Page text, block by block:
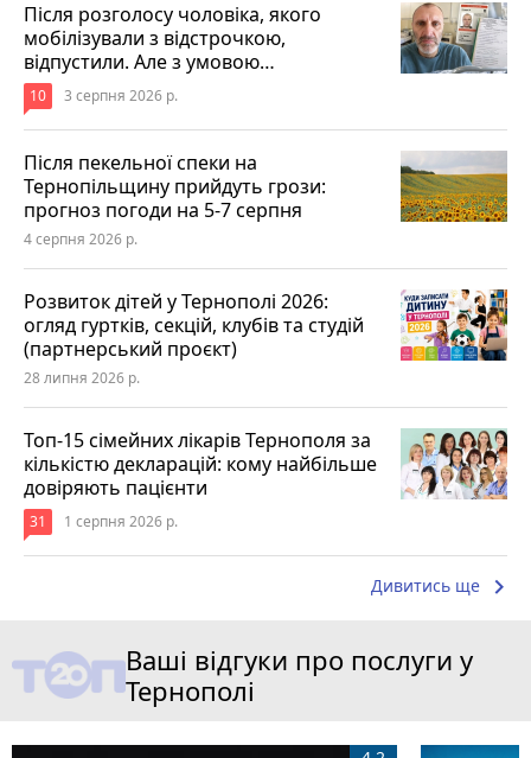
Після розголосу чоловіка, якого
мобілізували з відстрочкою,
відпустили. Але з умовою…
10 3 серпня 2026 р.
Після пекельної спеки на
Тернопільщину прийдуть грози:
прогноз погоди на 5-7 серпня
4 серпня 2026 р.
Розвиток дітей у Тернополі 2026:
огляд гуртків, секцій, клубів та студій
(партнерський проєкт)
28 липня 2026 р.
Топ-15 сімейних лікарів Тернополя за
кількістю декларацій: кому найбільше
довіряють пацієнти
31 1 серпня 2026 р.
Дивитись ще keyboard_arrow_right
Ваші відгуки про послуги у
Тернополі